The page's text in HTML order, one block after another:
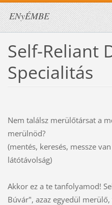
ENyÉMBE
Self-Reliant
Specialitás
Nem találsz merülőtársat a
merülnöd?
(mentés, keresés, messze
látótávolság)
Akkor ez a te tanfolyamod!
Búvár", azaz egyedül